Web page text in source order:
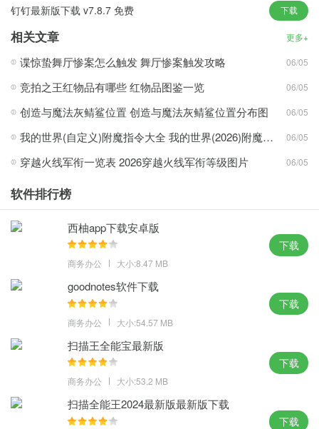
2.让你的消息和你一样重要：
感知消息发送者的诉求，不同重要程度消息分层传达，保障重要消
3.互联网和电话通讯融合：
移动互联和传统电话通讯的全新结合，信息触达更高效。
钉钉为中小企业而生，提升其内外沟通协同的效率，所有服务全部
钉钉app下载安装官方版2026功能：
智能人事平台
用间数据互通，全面提升人事工作效率。
已读未读一目了然，DING消息高效触达，支持302方高清视频会
议，多种场景钉钉直播。
日程管理，企业网盘，项目管理，企业邮箱，免费在线文档。
OA审批
更智能、更简单，一站式解决中小企业“人财物事”管理烦恼，海量免
费审批模板，支持各类业务，轻松满足日常办公需求。
钉钉app下载安装官方版2026亮点：
钉钉最新版下载 v7.8.7 免费 下载
相关文章 更多+
谍惊蛰舞厅惨案怎么触发 舞厅惨案触发攻略 06/05
竞拍之王红物品有哪些 红物品图鉴一览 06/05
创造与魔法灰鲭鲨位置 创造与魔法灰鲭鲨位置分布图 06/05
我的世界(自定义)附魔指令大全 我的世界(2026)附魔指令代码大全 06/05
穿越火线军衔一览表 2026穿越火线军衔等级图片 06/05
软件排行榜
西柚app下载安卓版
商务办公 大小:8.47 MB
下载
goodnotes软件下载
商务办公 大小:54.57 MB
下载
扫描王全能宝最新版
商务办公 大小:53.2 MB
下载
扫描全能王2024最新版最新版下载
下载